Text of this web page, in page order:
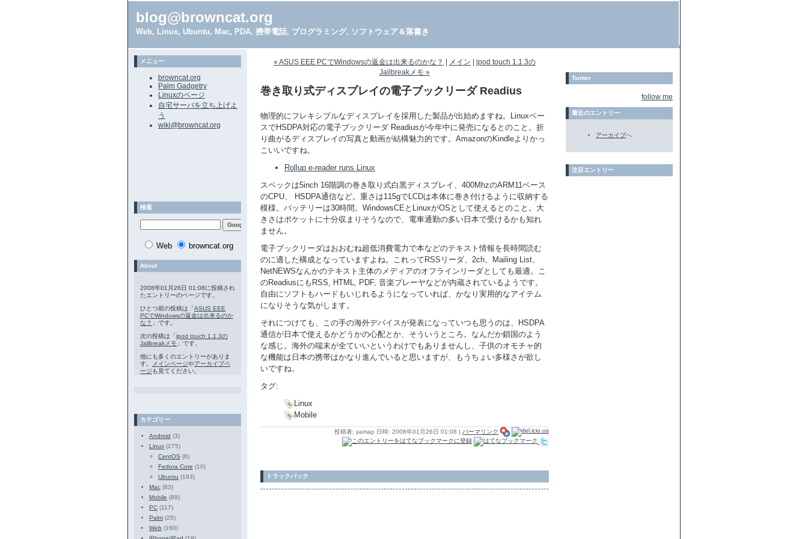
blog@browncat.org
Web, Linux, Ubuntu, Mac, PDA, 携帯電話, プログラミング, ソフトウェア＆落書き
« ASUS EEE PCでWindowsの返金は出来るのかな？ メイン
ipod touch 1.1.3の
Jailbreakメモ »
巻き取り式ディスプレイの電子ブックリーダ Readius
物理的にフレキシブルなディスプレイを採用した製品が出始めますね。Linuxベー
スでHSDPA対応の電子ブックリーダ Readiusが今年中に発売になるとのこと。折
り曲がるディスプレイの写真と動画が結構魅力的です。AmazonのKindleよりかっ
こいいですね。
Rollup e-reader runs Linux
スペックは5inch 16階調の巻き取り式白黒ディスプレイ、400MhzのARM11ベース
のCPU、 HSDPA通信など。重さは115gでLCDは本体に巻き付けるように収納する
模様。バッテリーは30時間。WindowsCEとLinuxがOSとして使えるとのこと。大
きさはポケットに十分収まりそうなので、電車通勤の多い日本で受けるかも知れ
ません。
電子ブックリーダはおおむね超低消費電力で本などのテキスト情報を長時間読む
のに適した構成となっていますよね。これってRSSリーダ、2ch、Mailing List、
NetNEWSなんかのテキスト主体のメディアのオフラインリーダとしても最適。こ
のReadiusにもRSS, HTML, PDF, 音楽プレーヤなどが内蔵されているようです。
自由にソフトもハードもいじれるようになっていれば、かなり実用的なアイテム
になりそうな気がします。
それにつけても、この手の海外デバイスが発表になっていつも思うのは、HSDPA
通信が日本で使えるかどうかの心配とか、そういうところ。なんだか鎖国のよう
な感じ。海外の端末が全ていいというわけでもありませんし、子供のオモチャ的
な機能は日本の携帯はかなり進んでいると思いますが、もうちょい多様さが欲し
いですね。
タグ:
Linux
Mobile
投稿者: yamap 日時: 2008年01月26日 01:08 | パーマリンク
トラックバック
メニュー
browncat.org
Palm Gadgetry
Linuxのページ
自宅サーバを立ち上げよ
う
wiki@browncat.org
検索
Web browncat.org
About
2008年01月26日 01:08に投稿され
たエントリーのページです。
ひとつ前の投稿は「ASUS EEE
PCでWindowsの返金は出来るのか
な？ 」です。
次の投稿は「ipod touch 1.1.3の
Jailbreakメモ 」です。
他にも多くのエントリーがありま
す。
メインページやアーカイブペ
ージ も見てください。
カテゴリー
Android (3)
Linux (275)
CentOS (6)
Fedora Core (10)
Ubuntu (193)
Mac (83)
Mobile (89)
PC (117)
Palm (25)
Web (160)
Twitter
follow me
最近のエントリー
アーカイブへ
注目エントリー